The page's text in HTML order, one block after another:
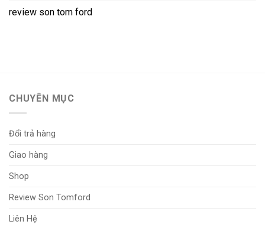
review son tom ford
CHUYÊN MỤC
Đổi trả hàng
Giao hàng
Shop
Review Son Tomford
Liên Hệ